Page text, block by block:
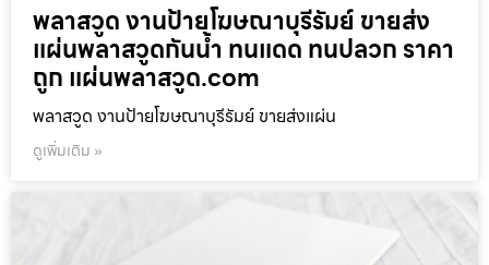
พลาสวูด งานป้ายโฆษณาบุรีรัมย์ ขายส่ง
แผ่นพลาสวูดกันน้ำ ทนแดด ทนปลวก ราคา
ถูก แผ่นพลาสวูด.com
พลาสวูด งานป้ายโฆษณาบุรีรัมย์ ขายส่งแผ่น
ดูเพิ่มเติม »